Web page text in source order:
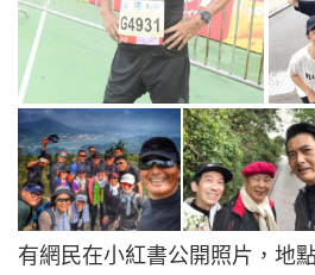
有網民在小紅書公開照片，地